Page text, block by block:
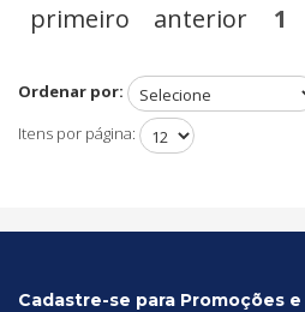
primeiro anterior 1
Ordenar por:
Itens por página:
Cadastre-se para Promoções